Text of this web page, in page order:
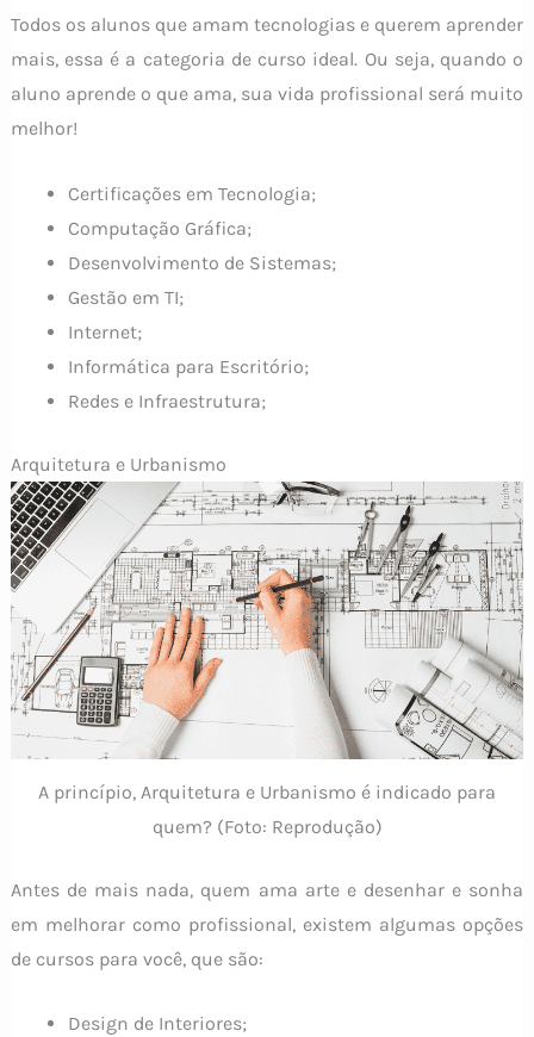
Todos os alunos que amam tecnologias e querem aprender
mais, essa é a categoria de curso ideal. Ou seja, quando o
aluno aprende o que ama, sua vida profissional será muito
melhor!
Certificações em Tecnologia;
Computação Gráfica;
Desenvolvimento de Sistemas;
Gestão em TI;
Internet;
Informática para Escritório;
Redes e Infraestrutura;
Arquitetura e Urbanismo
A princípio, Arquitetura e Urbanismo é indicado para
quem? (Foto: Reprodução)
Antes de mais nada, quem ama arte e desenhar e sonha
em melhorar como profissional, existem algumas opções
de cursos para você, que são:
Design de Interiores;